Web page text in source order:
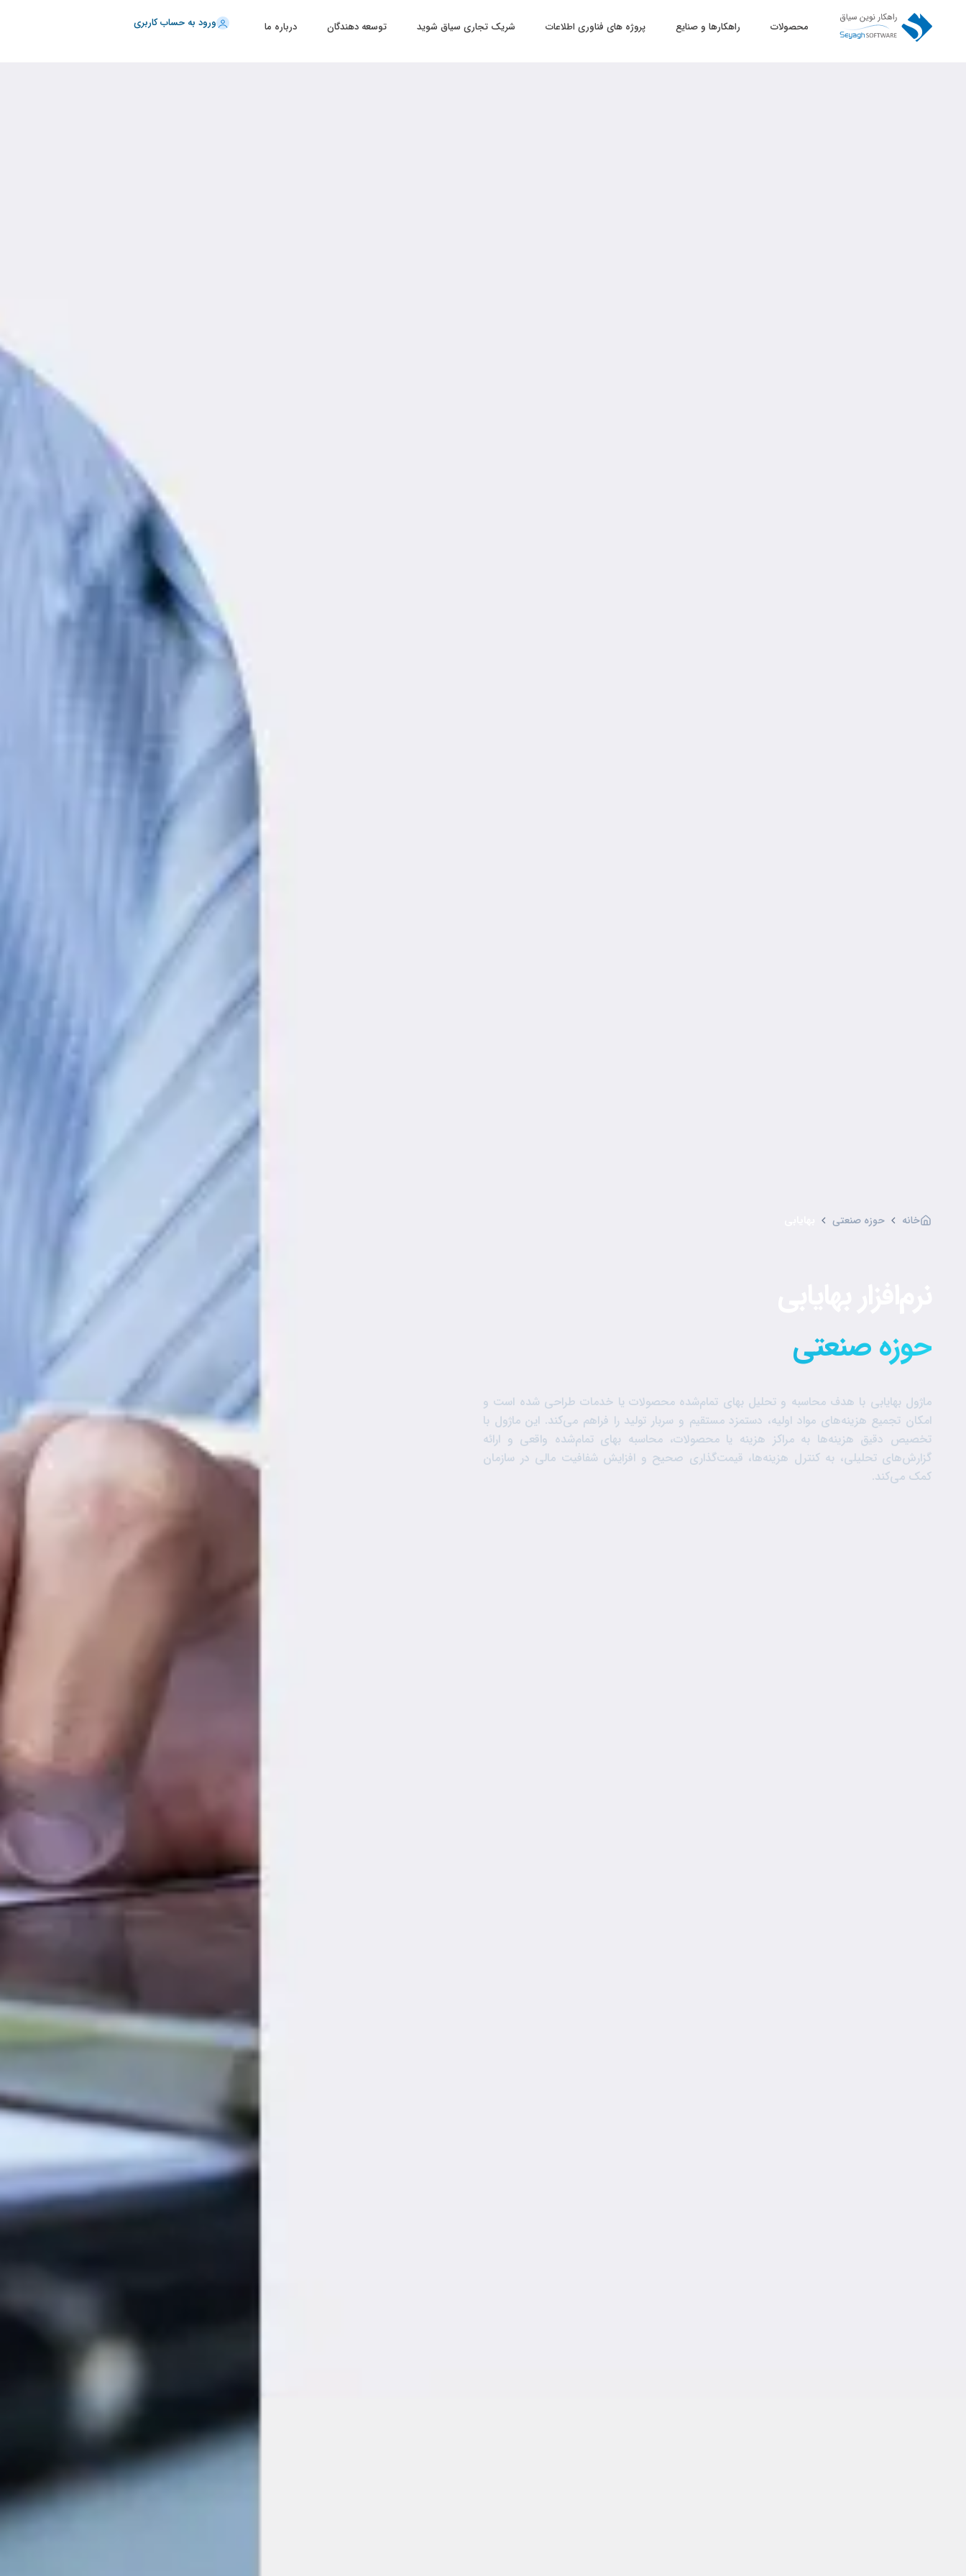
محصولات راهکارها و صنایع پروژه های فناوری اطلاعات شریک تجاری سیاق شوید توسعه دهندگان درباره ما ورود به حساب کاربری
خانه حوزه صنعتی
حوزه صنعتی
ماژول بهایابی با هدف محاسبه و تحلیل بهای تمام‌شده محصولات یا خدمات طراحی شده است و
امکان تجمیع هزینه‌های مواد اولیه، دستمزد مستقیم و سربار تولید را فراهم می‌کند. این ماژول با
تخصیص دقیق هزینه‌ها به مراکز هزینه یا محصولات، محاسبه بهای تمام‌شده واقعی و ارائه
گزارش‌های تحلیلی، به کنترل هزینه‌ها، قیمت‌گذاری صحیح و افزایش شفافیت مالی در سازمان
کمک می‌کند.